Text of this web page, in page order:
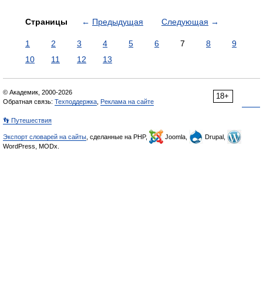
Страницы ← Предыдущая Следующая →
1 2 3 4 5 6 7 8
9
10
11 12 13
18+
© Академик, 2000-2026
Обратная связь: Техподдержка Реклама на сайте
👣 Путешествия
Экспорт словарей на сайты , сделанные на PHP, Joomla,
Drupal,
WordPress, MODx.